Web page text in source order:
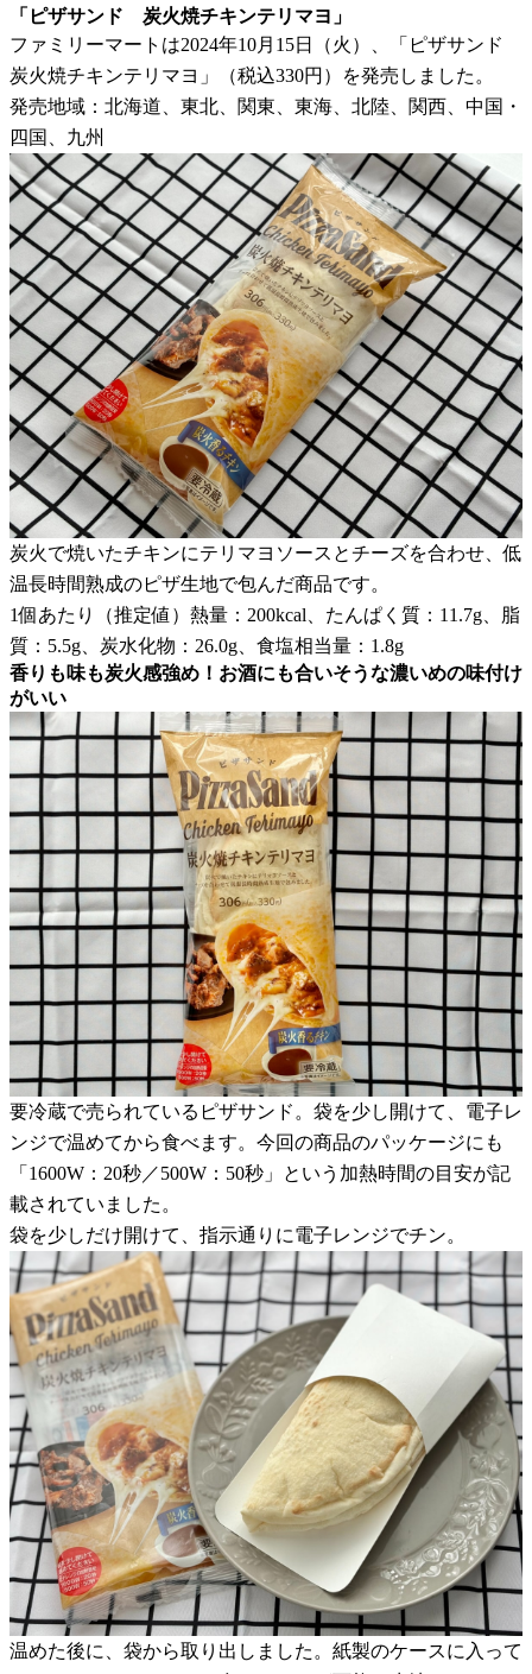
「ピザサンド 炭火焼チキンテリマヨ」
ファミリーマートは2024年10月15日（火）、「ピザサンド
炭火焼チキンテリマヨ」（税込330円）を発売しました。
発売地域：北海道、東北、関東、東海、北陸、関西、中国・
四国、九州
炭火で焼いたチキンにテリマヨソースとチーズを合わせ、低
温長時間熟成のピザ生地で包んだ商品です。
1個あたり（推定値）熱量：200kcal、たんぱく質：11.7g、脂
質：5.5g、炭水化物：26.0g、食塩相当量：1.8g
香りも味も炭火感強め！お酒にも合いそうな濃いめの味付け
がいい
要冷蔵で売られているピザサンド。袋を少し開けて、電子レ
ンジで温めてから食べます。今回の商品のパッケージにも
「1600W：20秒／500W：50秒」という加熱時間の目安が記
載されていました。
袋を少しだけ開けて、指示通りに電子レンジでチン。
温めた後に、袋から取り出しました。紙製のケースに入って